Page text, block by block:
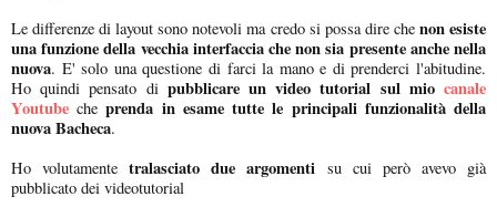
Le differenze di layout sono notevoli ma credo si possa dire che non esiste
una funzione della vecchia interfaccia che non sia presente anche nella
nuova. E' solo una questione di farci la mano e di prenderci l'abitudine.
Ho quindi pensato di pubblicare un video tutorial sul miocanale
Youtube cheprenda in esame tutte le principali funzionalità della
nuova Bacheca.
Ho volutamentetralasciato due argomenti su cui però avevo già
pubblicato dei videotutorial